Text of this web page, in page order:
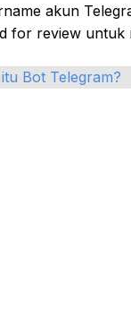
akun
for review untuk
Bot Telegram?